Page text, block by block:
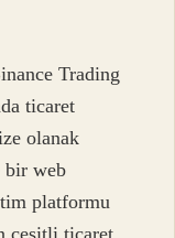
Trading
ticaret
olanak
bir web
platformu